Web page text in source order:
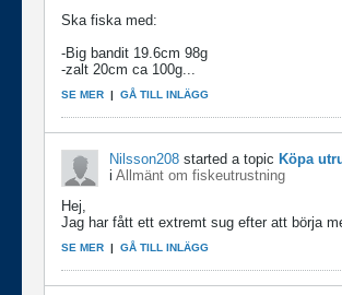
Ska fiska med:
-Big bandit 19.6cm 98g
-zalt 20cm ca 100g...
SE MER GÅ TILL INLÄGG
Nilsson208 started a topic Köpa
i Allmänt om fiskeutrustning
Hej,
Jag har fått ett extremt sug efter att börja
SE MER GÅ TILL INLÄGG